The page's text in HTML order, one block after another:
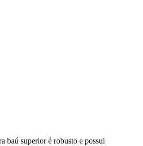
baú superior é robusto e possui